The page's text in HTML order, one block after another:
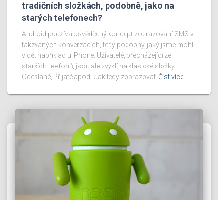
tradičních složkách, podobně, jako na
starých telefonech?
Android používá osvědčený koncept zobrazování SMS v
takzvaných konverzacích, tedy podobný, jaký jsme mohli
vidět například u iPhone. Uživatelé, přecházející ze
starších telefonů, jsou ale zvyklí na klasické složky
Odeslané, Přijaté apod.. Jak tedy zobrazovat Číst více